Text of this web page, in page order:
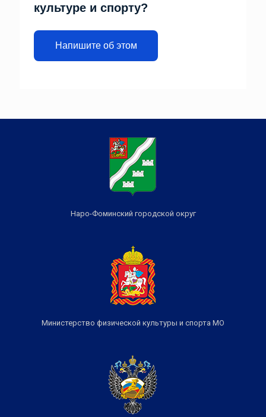
культуре и спорту?
Напишите об этом
Наро-Фоминский городской округ
Министерство физической культуры и спорта МО